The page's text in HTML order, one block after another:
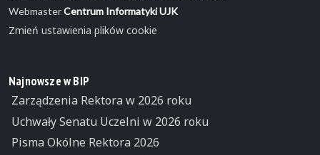
WebmasterCentrum Informatyki UJK
Zmień ustawienia plików cookie
Najnowsze w BIP
Zarządzenia Rektora w 2026 roku
Uchwały Senatu Uczelni w 2026 roku
Pisma Okólne Rektora 2026